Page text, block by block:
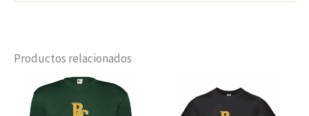
Productos relacionados